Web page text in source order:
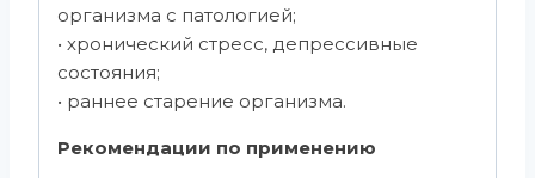
организма с патологией;
• хронический стресс, депрессивные
состояния;
• раннее старение организма.
Рекомендации по применению